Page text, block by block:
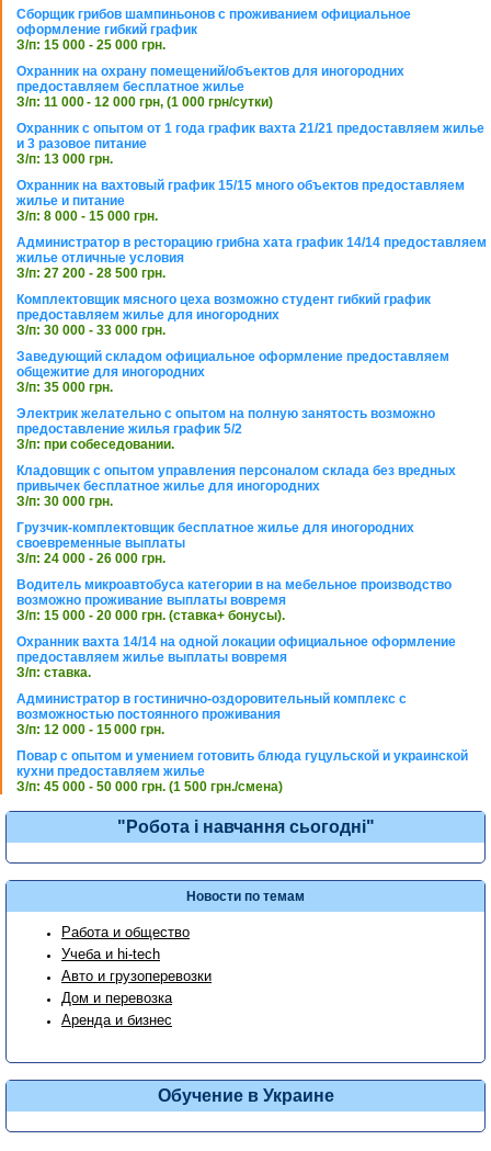
Сборщик грибов шампиньонов с проживанием официальное
оформление гибкий график
З/п: 15 000 - 25 000 грн.
Охранник на охрану помещений/объектов для иногородних
предоставляем бесплатное жилье
З/п: 11 000 - 12 000 грн, (1 000 грн/сутки)
Охранник с опытом от 1 года график вахта 21/21 предоставляем жилье
и 3 разовое питание
З/п: 13 000 грн.
Охранник на вахтовый график 15/15 много объектов предоставляем
жилье и питание
З/п: 8 000 - 15 000 грн.
Администратор в ресторацию грибна хата график 14/14 предоставляем
жилье отличные условия
З/п: 27 200 - 28 500 грн.
Комплектовщик мясного цеха возможно студент гибкий график
предоставляем жилье для иногородних
З/п: 30 000 - 33 000 грн.
Заведующий складом официальное оформление предоставляем
общежитие для иногородних
З/п: 35 000 грн.
Электрик желательно с опытом на полную занятость возможно
предоставление жилья график 5/2
З/п: при собеседовании.
Кладовщик с опытом управления персоналом склада без вредных
привычек бесплатное жилье для иногородних
З/п: 30 000 грн.
Грузчик-комплектовщик бесплатное жилье для иногородних
своевременные выплаты
З/п: 24 000 - 26 000 грн.
Водитель микроавтобуса категории в на мебельное производство
возможно проживание выплаты вовремя
З/п: 15 000 - 20 000 грн. (ставка+ бонусы).
Охранник вахта 14/14 на одной локации официальное оформление
предоставляем жилье выплаты вовремя
З/п: ставка.
Администратор в гостинично-оздоровительный комплекс с
возможностью постоянного проживания
З/п: 12 000 - 15 000 грн.
Повар с опытом и умением готовить блюда гуцульской и украинской
кухни предоставляем жилье
З/п: 45 000 - 50 000 грн. (1 500 грн./смена)
"Робота і навчання сьогодні"
Новости по темам
Работа и общество
Учеба и hi-tech
Авто и грузоперевозки
Дом и перевозка
Аренда и бизнес
Обучение в Украине